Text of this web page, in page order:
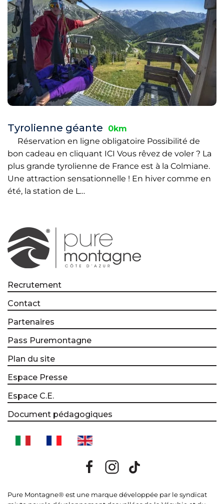
Tyrolienne géante
0km
Réservation en ligne obligatoire Possibilité de
bon cadeau en cliquant ICI Vous rêvez de voler ? La
plus grande tyrolienne de France est à la Colmiane.
Une attraction sensationnelle ! En hiver comme en
été, la station de L…
Recrutement
Contact
Partenaires
Pass Puremontagne
Plan du site
Espace Presse
Espace C.E.
Document pédagogiques
Pure Montagne® est une marque développée par le syndicat